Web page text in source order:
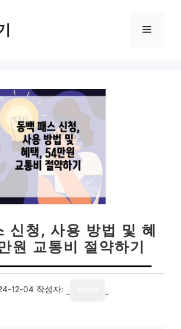
메
신청, 사용 방법 및 혜
원 교통비 절약하기
12-04 작성자: